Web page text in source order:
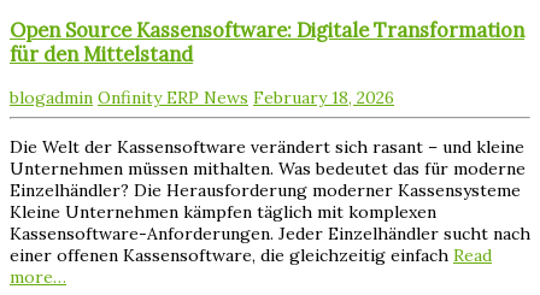
Open Source Kassensoftware: Digitale Transformation
für den Mittelstand
blogadmin Onfinity ERP News February 18, 2026
Die Welt der Kassensoftware verändert sich rasant – und kleine
Unternehmen müssen mithalten. Was bedeutet das für moderne
Einzelhändler? Die Herausforderung moderner Kassensysteme
Kleine Unternehmen kämpfen täglich mit komplexen
Kassensoftware-Anforderungen. Jeder Einzelhändler sucht nach
einer offenen Kassensoftware, die gleichzeitig einfach Read
more…